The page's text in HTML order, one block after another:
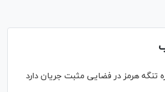
تنگه هرمز در فضایی مثبت جریان دارد